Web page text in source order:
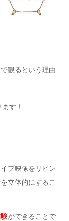
観るという理由
す！
ブ映像をリビン
立体的にするこ
ができることで